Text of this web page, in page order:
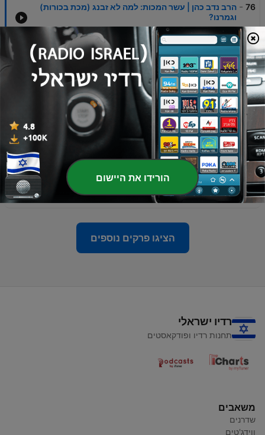
76
- הרב נדב כהן | עשר המכות: למה לא זבנג (מכת בכורות)
וגמרנו?
13 אפר' 2022
75
- הרב נדב כהן | מי צריך רבנים
17 פבר' 2022
74
הרב נדב כהן | טיפ פלאי שיעזור לנו להפסיק לכעוס
ולהפוך לאנשים רגועים
10 פבר' 2022
73
- הרב נדב כהן - פרשת תרומה | מתכון לשמחה אמיתית
03 פבר' 2022
72
- הרב נדב כהן - פרשת משפטים | אנו צריכים את אלוקים
כדי לדעת לא לגנוב?
27 ינו' 2022
הציגו פרקים נוספים
רדיו ישראלי
תחנות רדיו ופודקאסטים
משאבים
שדרנים
ווידג'טים
הורידו את היישום